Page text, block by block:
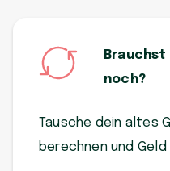
noch?
Tausche dein altes
berechnen und